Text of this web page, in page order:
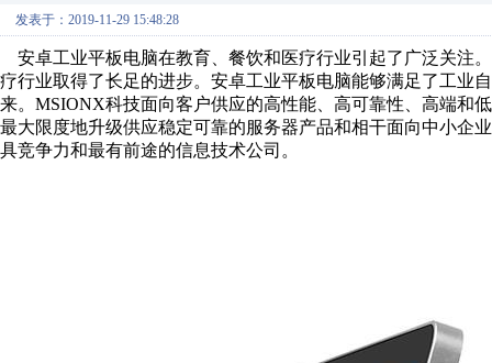
发表于：2019-11-29 15:48:28
安卓工业平板电脑在教育、餐饮和医疗行业引起了广泛关注
疗行业取得了长足的进步。安卓工业平板电脑能够满足了工业
来。MSIONX科技面向客户供应的高性能、高可靠性、高端和
最大限度地升级供应稳定可靠的服务器产品和相干面向中小企
具竞争力和最有前途的信息技术公司。